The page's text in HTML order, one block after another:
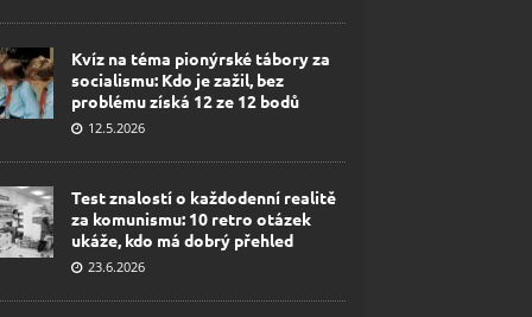
Kvíz na téma pionýrské tábory za
socialismu: Kdo je zažil, bez
problému získá 12 ze 12 bodů
12.5.2026
Test znalostí o každodenní realitě
za komunismu: 10 retro otázek
ukáže, kdo má dobrý přehled
23.6.2026